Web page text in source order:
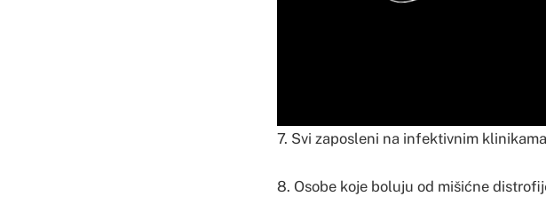
7. Svi zaposleni na infektivnim
8. Osobe koje boluju od mišićne